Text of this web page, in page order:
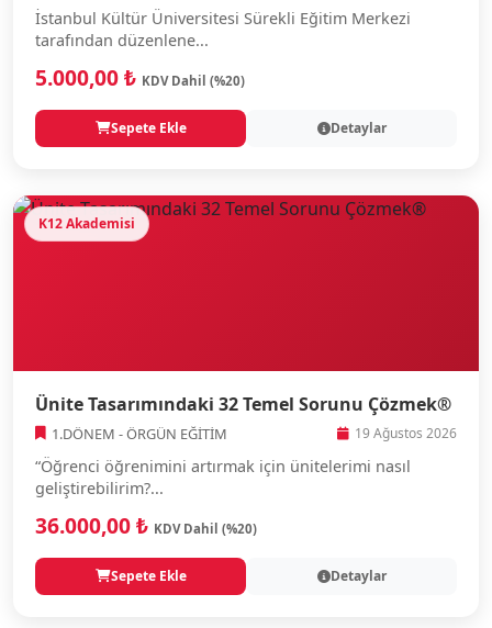
İstanbul Kültür Üniversitesi Sürekli Eğitim Merkezi
tarafından düzenlene...
5.000,00 ₺ KDV Dahil (%20)
Sepete Ekle Detaylar
K12 Akademisi
Ünite Tasarımındaki 32 Temel Sorunu Çözmek®
1.DÖNEM - ÖRGÜN EĞİTİM 19 Ağustos 2026
“Öğrenci öğrenimini artırmak için ünitelerimi nasıl
geliştirebilirim?...
36.000,00 ₺ KDV Dahil (%20)
Sepete Ekle Detaylar